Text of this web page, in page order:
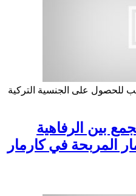
للحصول على الجنسية التركية
بين الرفاهية
المربحة في كارمار